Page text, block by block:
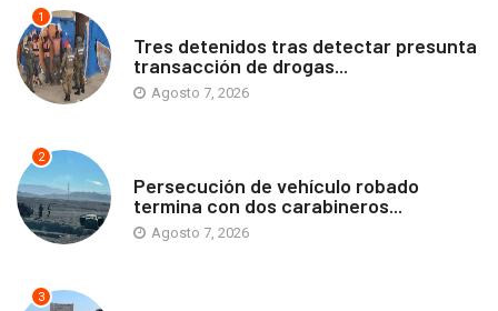
1
Tres detenidos tras detectar presunta
transacción de drogas...
Agosto 7, 2026
2
Persecución de vehículo robado
termina con dos carabineros...
Agosto 7, 2026
3